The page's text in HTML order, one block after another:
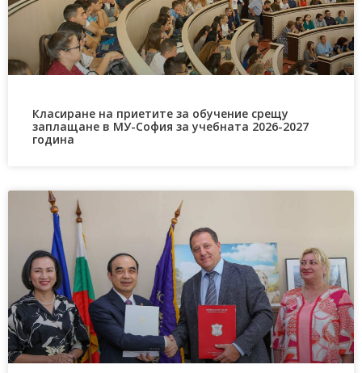
Класиране на приетите за обучение срещу
заплащане в МУ-София за учебната 2026-2027
година